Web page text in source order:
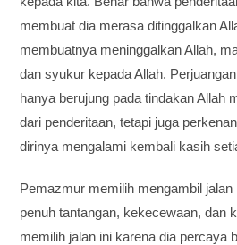
membuat dia merasa ditinggalkan
membuatnya meninggalkan Allah,
dan syukur kepada Allah.
hanya berujung pada tindakan Allah
dari penderitaan, tetapi juga
dirinya mengalami kembali kasih
Pemazmur memilih mengambil
penuh tantangan, kekecewaan, dan
memilih jalan ini karena dia percaya